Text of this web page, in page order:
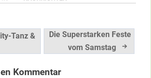
Tanz &
Die Superstarken Feste
vom Samstag
Kommentar